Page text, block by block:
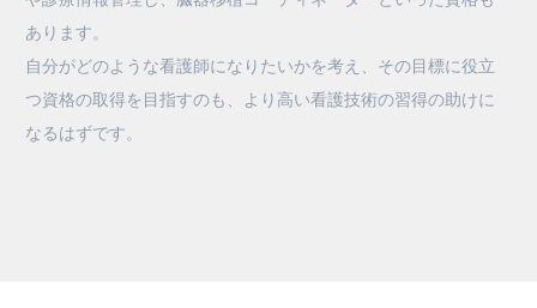
あります。
自分がどのような看護師になりたいかを考え、その目標に役立
つ資格の取得を目指すのも、より高い看護技術の習得の助けに
なるはずです。